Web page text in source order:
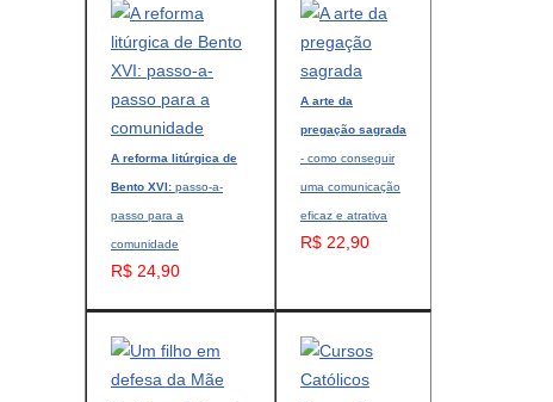
A reforma litúrgica de
Bento XVI: passo-a-
passo para a
comunidade
R$ 24,90
A arte da
pregação sagrada
- como conseguir
uma comunicação
eficaz e atrativa
R$ 22,90